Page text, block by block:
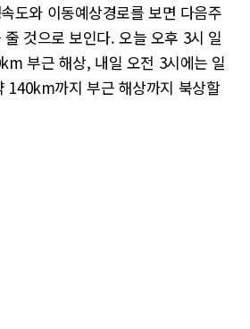
도와 이동예상경로를 보면 다음주
것으로 보인다. 오늘 오후 3시 일
부근 해상, 내일 오전 3시에는 일
140km까지 부근 해상까지 북상할